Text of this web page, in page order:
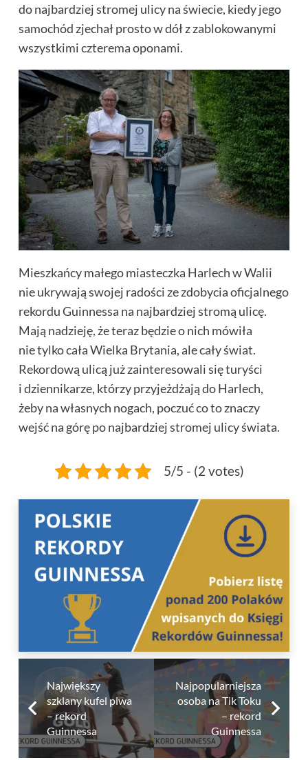
do najbardziej stromej ulicy na świecie, kiedy jego
samochód zjechał prosto w dół z zablokowanymi
wszystkimi czterema oponami.
Mieszkańcy małego miasteczka Harlech w Walii
nie ukrywają swojej radości ze zdobycia oficjalnego
rekordu Guinnessa na najbardziej stromą ulicę.
Mają nadzieję, że teraz będzie o nich mówiła
nie tylko cała Wielka Brytania, ale cały świat.
Rekordową ulicą już zainteresowali się turyści
i dziennikarze, którzy przyjeżdżają do Harlech,
żeby na własnych nogach, poczuć co to znaczy
wejść na górę po najbardziej stromej ulicy świata.
5/5 - (2 votes)
Największy
szklany kufel piwa
– rekord
Guinnessa
Najpopularniejsza
osoba na Tik Toku
– rekord
Guinnessa